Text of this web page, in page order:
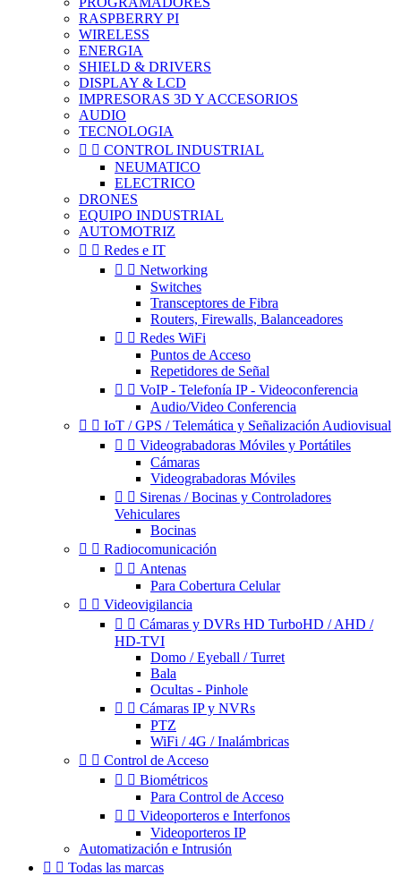
RASPBERRY PI
WIRELESS
ENERGIA
SHIELD & DRIVERS
DISPLAY & LCD
IMPRESORAS 3D Y ACCESORIOS
AUDIO
TECNOLOGIA
  CONTROL INDUSTRIAL
NEUMATICO
ELECTRICO
DRONES
EQUIPO INDUSTRIAL
AUTOMOTRIZ
  Redes e IT
  Networking
Switches
Transceptores de Fibra
Routers, Firewalls, Balanceadores
  Redes WiFi
Puntos de Acceso
Repetidores de Señal
  VoIP - Telefonía IP - Videoconferencia
Audio/Video Conferencia
  IoT / GPS / Telemática y Señalización Audiovisual
  Videograbadoras Móviles y Portátiles
Cámaras
Videograbadoras Móviles
  Sirenas / Bocinas y Controladores
Vehiculares
Bocinas
  Radiocomunicación
  Antenas
Para Cobertura Celular
  Videovigilancia
  Cámaras y DVRs HD TurboHD / AHD /
HD-TVI
Domo / Eyeball / Turret
Bala
Ocultas - Pinhole
  Cámaras IP y NVRs
PTZ
WiFi / 4G / Inalámbricas
  Control de Acceso
  Biométricos
Para Control de Acceso
  Videoporteros e Interfonos
Videoporteros IP
Automatización e Intrusión
  Todas las marcas